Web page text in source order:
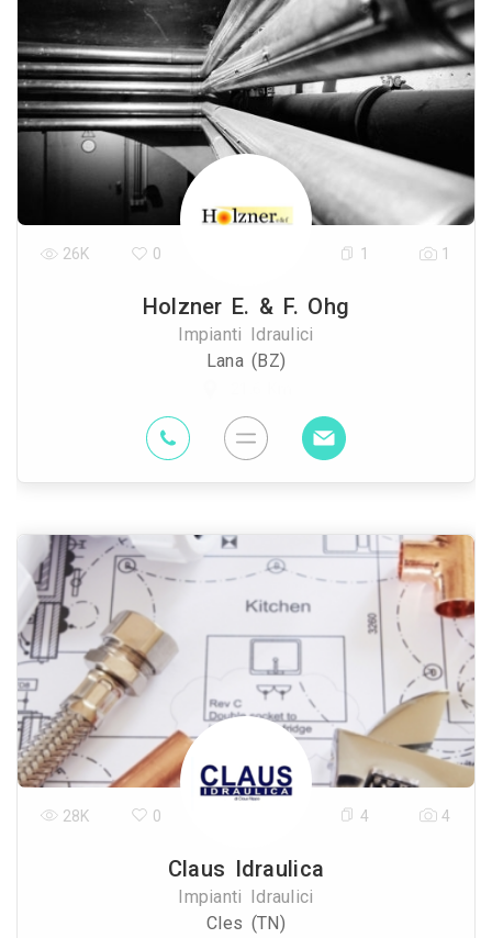
Holzner E. & F. Ohg
Impianti Idraulici
Lana (BZ)
26K 0 1 1
Claus Idraulica
Impianti Idraulici
Cles (TN)
28K 0 4 4